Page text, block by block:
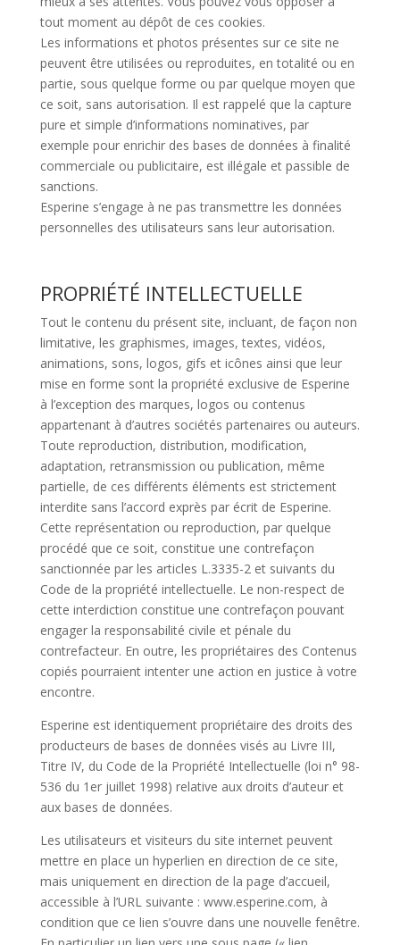
tout moment au dépôt de ces cookies.
Les informations et photos présentes sur ce site ne
peuvent être utilisées ou reproduites, en totalité ou en
partie, sous quelque forme ou par quelque moyen que
ce soit, sans autorisation. Il est rappelé que la capture
pure et simple d’informations nominatives, par
exemple pour enrichir des bases de données à finalité
commerciale ou publicitaire, est illégale et passible de
sanctions.
Esperine s’engage à ne pas transmettre les données
personnelles des utilisateurs sans leur autorisation.
PROPRIÉTÉ INTELLECTUELLE
Tout le contenu du présent site, incluant, de façon non
limitative, les graphismes, images, textes, vidéos,
animations, sons, logos, gifs et icônes ainsi que leur
mise en forme sont la propriété exclusive de Esperine
à l’exception des marques, logos ou contenus
appartenant à d’autres sociétés partenaires ou auteurs.
Toute reproduction, distribution, modification,
adaptation, retransmission ou publication, même
partielle, de ces différents éléments est strictement
interdite sans l’accord exprès par écrit de Esperine.
Cette représentation ou reproduction, par quelque
procédé que ce soit, constitue une contrefaçon
sanctionnée par les articles L.3335-2 et suivants du
Code de la propriété intellectuelle. Le non-respect de
cette interdiction constitue une contrefaçon pouvant
engager la responsabilité civile et pénale du
contrefacteur. En outre, les propriétaires des Contenus
copiés pourraient intenter une action en justice à votre
encontre.
Esperine est identiquement propriétaire des droits des
producteurs de bases de données visés au Livre III,
Titre IV, du Code de la Propriété Intellectuelle (loi n° 98-
536 du 1er juillet 1998) relative aux droits d’auteur et
aux bases de données.
Les utilisateurs et visiteurs du site internet peuvent
mettre en place un hyperlien en direction de ce site,
mais uniquement en direction de la page d’accueil,
accessible à l’URL suivante : www.esperine.com, à
condition que ce lien s’ouvre dans une nouvelle fenêtre.